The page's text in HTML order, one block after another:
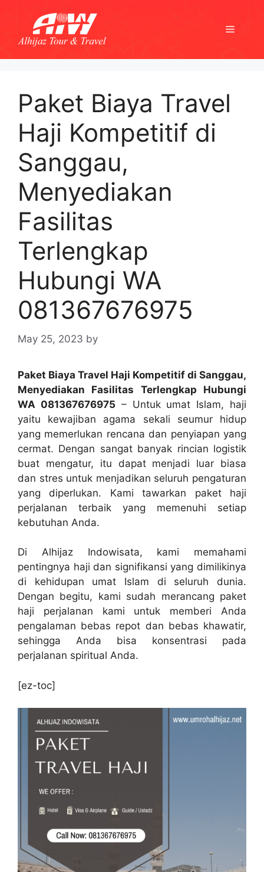
content
Menu
Paket Biaya Travel
Haji Kompetitif di
Sanggau,
Menyediakan
Fasilitas
Terlengkap
Hubungi WA
081367676975
May 25, 2023 by
Paket Biaya Travel Haji Kompetitif di Sanggau,
Menyediakan Fasilitas Terlengkap Hubungi
WA 081367676975 – Untuk umat Islam, haji
yaitu kewajiban agama sekali seumur hidup
yang memerlukan rencana dan penyiapan yang
cermat. Dengan sangat banyak rincian logistik
buat mengatur, itu dapat menjadi luar biasa
dan stres untuk menjadikan seluruh pengaturan
yang diperlukan. Kami tawarkan paket haji
perjalanan terbaik yang memenuhi setiap
kebutuhan Anda.
Di Alhijaz Indowisata, kami memahami
pentingnya haji dan signifikansi yang dimilikinya
di kehidupan umat Islam di seluruh dunia.
Dengan begitu, kami sudah merancang paket
haji perjalanan kami untuk memberi Anda
pengalaman bebas repot dan bebas khawatir,
sehingga Anda bisa konsentrasi pada
perjalanan spiritual Anda.
[ez-toc]